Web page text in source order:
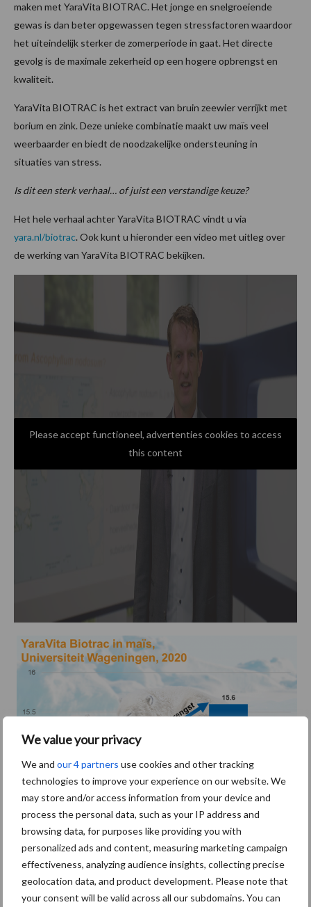
We value your privacy
We and our 4 partners use cookies and other tracking
technologies to improve your experience on our website. We
may store and/or access information from your device and
process the personal data, such as your IP address and
browsing data, for purposes like providing you with
personalized ads and content, measuring marketing campaign
effectiveness, analyzing audience insights, collecting precise
geolocation data, and product development. Please note that
your consent will be valid across all our subdomains. You can
maken met YaraVita BIOTRAC. Het jonge en snelgroeiende
gewas is dan beter opgewassen tegen stressfactoren waardoor
het uiteindelijk sterker de zomerperiode in gaat. Het directe
gevolg is de maximale zekerheid op een hogere opbrengst en
kwaliteit.
YaraVita BIOTRAC is het extract van bruin zeewier verrijkt met
borium en zink. Deze unieke combinatie maakt uw maïs veel
weerbaarder en biedt de noodzakelijke ondersteuning in
situaties van stress.
Is dit een sterk verhaal… of juist een verstandige keuze?
Het hele verhaal achter YaraVita BIOTRAC vindt u via
yara.nl/biotrac. Ook kunt u hieronder een video met uitleg over
de werking van YaraVita BIOTRAC bekijken.
Please accept functioneel, advertenties cookies to access
this content
Aanbevolen voor jou!
Van onze partner Yara
Opbrengst mais wordt veel